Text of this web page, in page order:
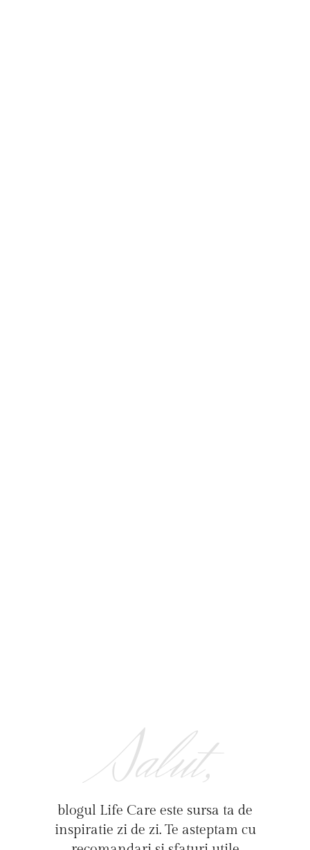
Salut,
blogul Life Care este sursa ta de
inspiratie zi de zi. Te asteptam cu